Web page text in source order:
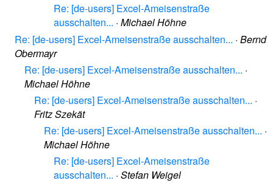
Re: [de-users] Excel-Ameisenstraße
ausschalten... · Michael Höhne
Re: [de-users] Excel-Ameisenstraße ausschalten... · Bernd
Obermayr
Re: [de-users] Excel-Ameisenstraße ausschalten... ·
Michael Höhne
Re: [de-users] Excel-Ameisenstraße ausschalten... ·
Fritz Szekät
Re: [de-users] Excel-Ameisenstraße ausschalten... ·
Michael Höhne
Re: [de-users] Excel-Ameisenstraße
ausschalten... · Stefan Weigel